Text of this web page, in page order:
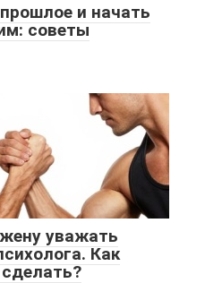
и начать
советы
уважать
Как